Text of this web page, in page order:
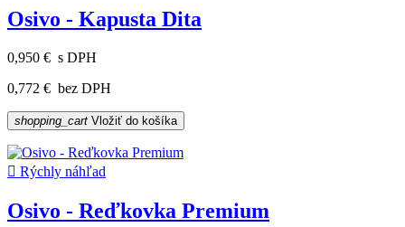
Osivo - Kapusta Dita
0,950 € s DPH
0,772 € bez DPH
shopping_cart Vložiť do košíka
 Rýchly náhľad
Osivo - Reďkovka Premium